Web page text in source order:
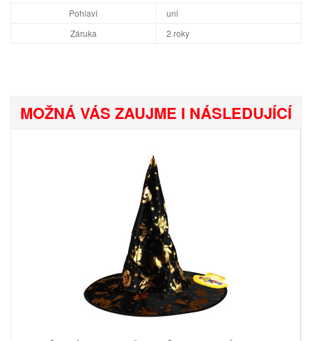
Pohlaví
uni
Záruka
2 roky
MOŽNÁ VÁS ZAUJME I NÁSLEDUJÍCÍ